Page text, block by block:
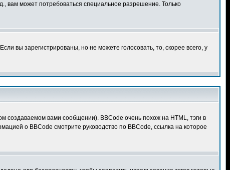
вам может потребоваться специальное разрешение. Только
вы зарегистрированы, но не можете голосовать, то, скорее всего, у
создаваемом вами сообщении). BBCode очень похож на HTML, тэги в
о BBCode смотрите руководство по BBCode, ссылка на которое